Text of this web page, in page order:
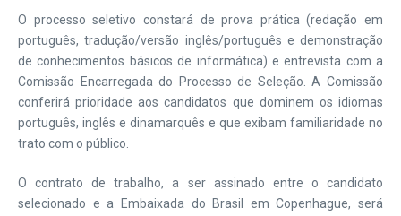
O processo seletivo constará de prova prática (redação em
português, tradução/versão inglês/português e demonstração
de conhecimentos básicos de informática) e entrevista com a
Comissão Encarregada do Processo de Seleção. A Comissão
conferirá prioridade aos candidatos que dominem os idiomas
português, inglês e dinamarquês e que exibam familiaridade no
trato com o público.
O contrato de trabalho, a ser assinado entre o candidato
selecionado e a Embaixada do Brasil em Copenhague, será